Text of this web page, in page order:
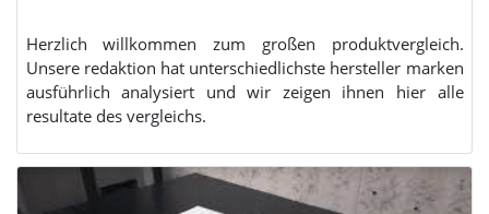
Herzlich willkommen zum großen produktvergleich.
Unsere redaktion hat unterschiedlichste hersteller marken
ausführlich analysiert und wir zeigen ihnen hier alle
resultate des vergleichs.